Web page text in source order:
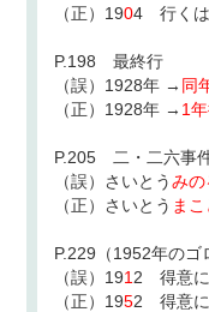
（正）1904 行くは
P.198 最終行
（誤）1928年 → 同
（正）1928年 → 1
P.205 二・二六事
（誤）さいとうみの
（正）さいとう まこ
P.229（1952年のゴ
（誤）191 2 得意
（正）1952 得意